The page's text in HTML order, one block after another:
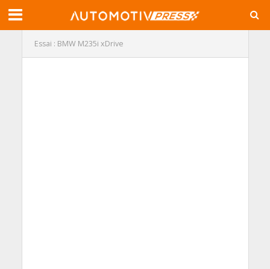
Essai : BMW M235i xDrive